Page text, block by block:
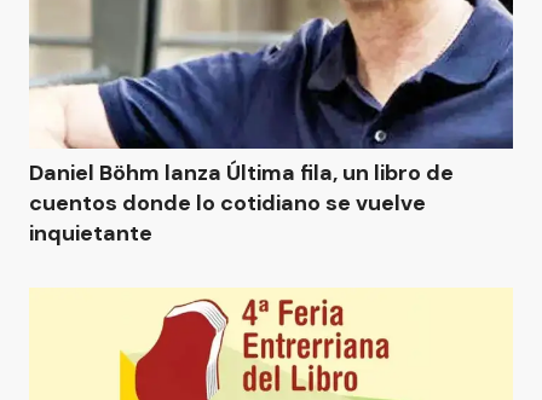
Daniel Böhm lanza Última fila, un libro de
cuentos donde lo cotidiano se vuelve
inquietante